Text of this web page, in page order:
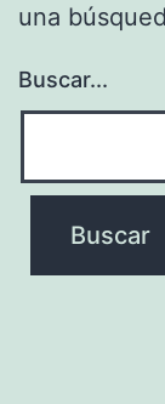
una
Buscar...